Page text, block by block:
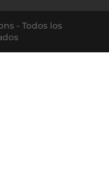
- Todos los